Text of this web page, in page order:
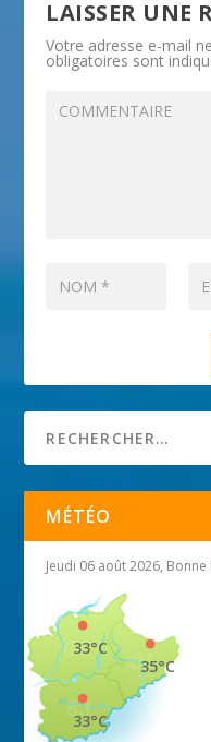
LAISSER UNE
Votre adresse e-mail
obligatoires sont
MÉTÉO
Jeudi 06 août 2026, Bonne
35°C
33°C
33°C